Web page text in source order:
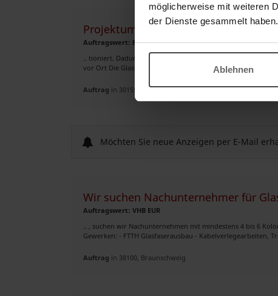
möglicherweise mit weiteren
der Dienste gesammelt haben.
Ablehnen
Projektumfang NE4 Inhouse
Auftragswert: 8.600.000,00 EUR
.. tioniert. Dadurch handelt es sich um eine klar
vor Ort Die Glasfaser kommt von außen in den Keller Der
Auftrag in 30159, Hannover
Möchten Sie neue Anzeigen per E-Mail
Wir suchen Nachunternehmer für
Auftragswert: VHB EUR
.. , suchen wir Nachunternehmen mit mindestens 4 bis 6
Gewerken: - FTTH Glasfaserausbau - Kabelverlegearbeiten,
Auftrag in 38100, Braunschweig